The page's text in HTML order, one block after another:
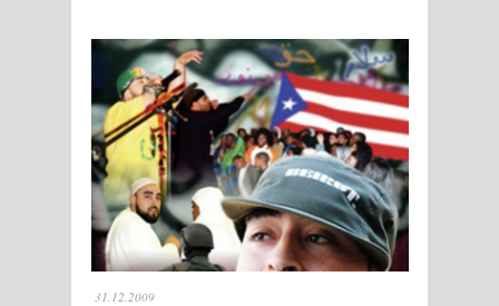
31.12.2009